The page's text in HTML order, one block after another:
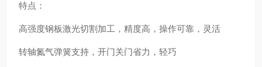
特点：
高强度钢板激光切割加工，精度高，操作可靠，灵活
转轴氮气弹簧支持，开门关门省力，轻巧